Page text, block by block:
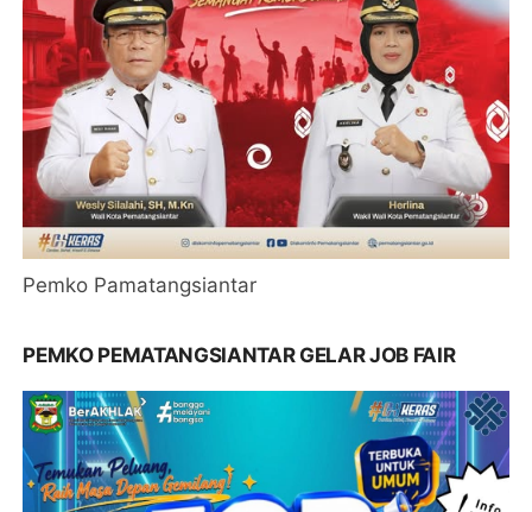
Pemko Pamatangsiantar
PEMKO PEMATANGSIANTAR GELAR JOB FAIR